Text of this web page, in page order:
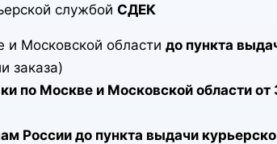
службой СДЕК
и Московской области до пункта
заказа)
по Москве и Московской области от
России до пункта выдачи